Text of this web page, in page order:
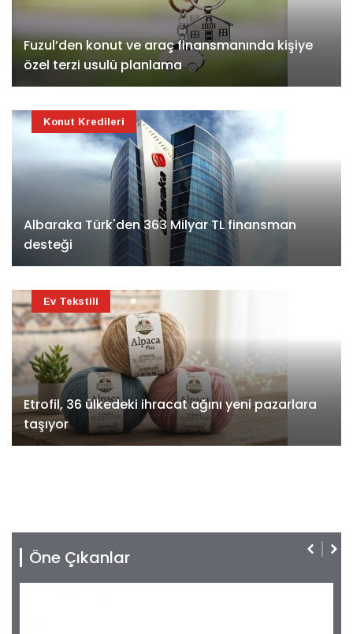
Fuzul’den konut ve araç finansmanında kişiye
özel terzi usulü planlama
Albaraka Türk'den 363 Milyar TL finansman
desteği
Konut Kredileri
Etrofil, 36 ülkedeki ihracat ağını yeni pazarlara
taşıyor
Ev Tekstili
Öne Çıkanlar